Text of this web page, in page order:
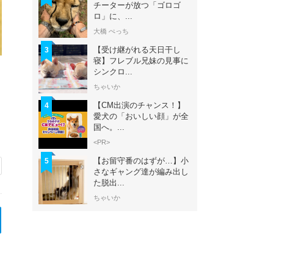
チーターが放つ「ゴロゴ
ロ」に、...
大橋 ぺっち
3
【受け継がれる天日干し
寝】フレブル兄妹の見事に
シンクロ...
ちゃいか
4
【CM出演のチャンス！】
愛犬の「おいしい顔」が全
国へ。...
<PR>
5
【お留守番のはずが…】小
さなギャング達が編み出し
た脱出...
ちゃいか